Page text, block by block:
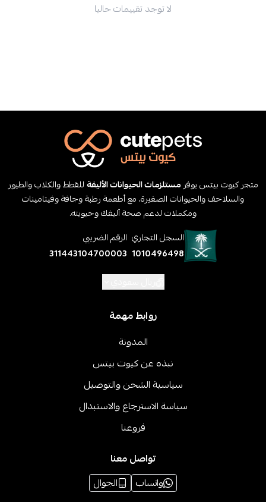
لا توجد تقييمات حاليا
متجر كيوت بيتس يوفر مستلزمات الحيوانات الأليفةللقطط والكلاب والطيور
والسلاحف والحيوانات الصغيرة، مع أطعمة رطبة وجافة وفيتامينات
ومكملات لدعم صحة أليفك وحيويته.
السجل التجاري
1010496498
الرقم الضريبي
311443104700003
روابط مهمة
المدونة
نبذه عن كيوت بيتس
سياسية الشحن والتوصيل
سياسة الاسترجاع والاستبدال
فروعنا
تواصل معنا
واتساب
الجوال